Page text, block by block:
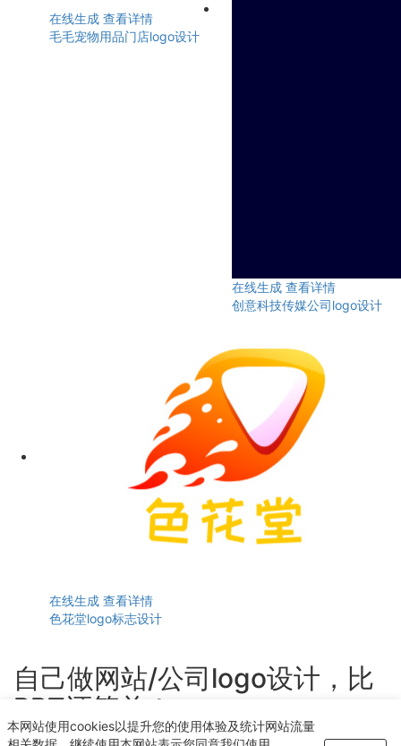
在线生成 查看详情
毛毛宠物用品门店logo设计
在线生成 查看详情
创意科技传媒公司logo设计
在线生成 查看详情
色花堂logo标志设计
自己做网站/公司logo设计，比
PPT还简单！
轻点几下即可获得个性化logo设计
本网站使用cookies以提升您的使用体验及统计网站流量